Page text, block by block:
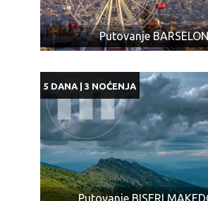
Putovanje
Putovanje BISERI
5 DANA | 3 NOĆENJA